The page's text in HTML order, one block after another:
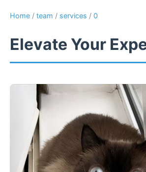
Home / team / services / 0
Elevate Your